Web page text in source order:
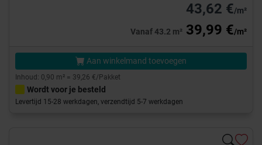
43,62 €/m²
Vanaf 43.2 m² 39,99 €/m²
Aan winkelmand toevoegen
Inhoud: 0,90 m² = 39,26 €/Pakket
Wordt voor je besteld
Levertijd 15-28 werkdagen, verzendtijd 5-7 werkdagen